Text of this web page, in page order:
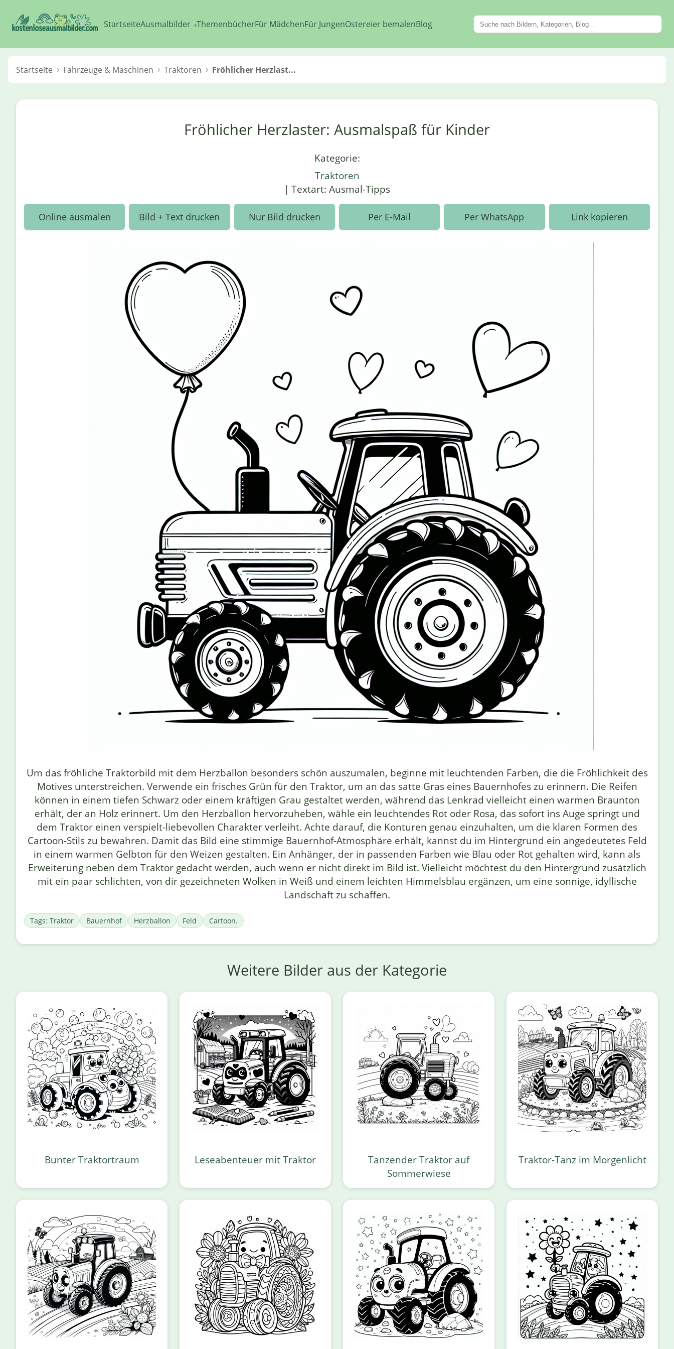
StartseiteAusmalbilder ▾ThemenbücherFür MädchenFür JungenOstereier bemalenBlog
Startseite Fahrzeuge & Maschinen Traktoren Fröhlicher Herzlast...
Fröhlicher Herzlaster: Ausmalspaß für Kinder
Kategorie:
Traktoren
| Textart: Ausmal-Tipps
Online ausmalen Bild + Text drucken Nur Bild drucken Per E-Mail Per WhatsApp Link kopieren
Um das fröhliche Traktorbild mit dem Herzballon besonders schön auszumalen, beginne mit leuchtenden Farben, die die Fröhlichkeit des
Motives unterstreichen. Verwende ein frisches Grün für den Traktor, um an das satte Gras eines Bauernhofes zu erinnern. Die Reifen
können in einem tiefen Schwarz oder einem kräftigen Grau gestaltet werden, während das Lenkrad vielleicht einen warmen Braunton
erhält, der an Holz erinnert. Um den Herzballon hervorzuheben, wähle ein leuchtendes Rot oder Rosa, das sofort ins Auge springt und
dem Traktor einen verspielt-liebevollen Charakter verleiht. Achte darauf, die Konturen genau einzuhalten, um die klaren Formen des
Cartoon-Stils zu bewahren. Damit das Bild eine stimmige Bauernhof-Atmosphäre erhält, kannst du im Hintergrund ein angedeutetes Feld
in einem warmen Gelbton für den Weizen gestalten. Ein Anhänger, der in passenden Farben wie Blau oder Rot gehalten wird, kann als
Erweiterung neben dem Traktor gedacht werden, auch wenn er nicht direkt im Bild ist. Vielleicht möchtest du den Hintergrund zusätzlich
mit ein paar schlichten, von dir gezeichneten Wolken in Weiß und einem leichten Himmelsblau ergänzen, um eine sonnige, idyllische
Landschaft zu schaffen.
Tags: Traktor Bauernhof Herzballon Feld Cartoon.
Weitere Bilder aus der Kategorie
Bunter Traktortraum Leseabenteuer mit Traktor
Tanzender Traktor auf
Sommerwiese
Traktor-Tanz im Morgenlicht